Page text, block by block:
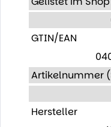
GTIN/EAN
Artikelnummer
Hersteller